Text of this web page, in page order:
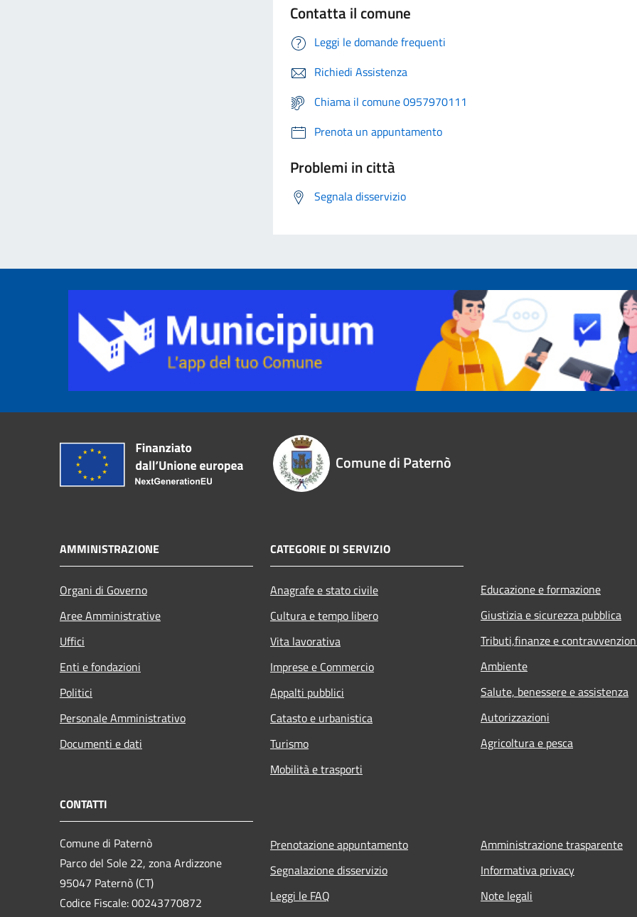
Contatta il comune
Leggi le domande frequenti
Richiedi Assistenza
Chiama il comune 0957970111
Prenota un appuntamento
Problemi in città
Segnala disservizio
Comune di Paternò
AMMINISTRAZIONE
Organi di Governo
Aree Amministrative
Uffici
Enti e fondazioni
Politici
Personale Amministrativo
Documenti e dati
CATEGORIE DI SERVIZIO
Anagrafe e stato civile
Cultura e tempo libero
Vita lavorativa
Imprese e Commercio
Appalti pubblici
Catasto e urbanistica
Turismo
Mobilità e trasporti
Educazione e formazione
Giustizia e sicurezza pubblica
Tributi,finanze e
Ambiente
Salute, benessere e assistenza
Autorizzazioni
Agricoltura e pesca
CONTATTI
Comune di Paternò
Parco del Sole 22, zona Ardizzone
95047 Paternò (CT)
Codice Fiscale: 00243770872
Prenotazione appuntamento
Segnalazione disservizio
Leggi le FAQ
Amministrazione trasparente
Informativa privacy
Note legali